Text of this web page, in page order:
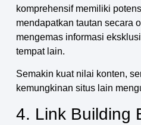
komprehensif memiliki
mendapatkan tautan secara
mengemas informasi
tempat lain.
Semakin kuat nilai konten,
kemungkinan situs lain
4. Link Building